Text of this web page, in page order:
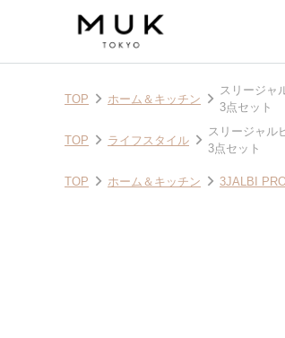
TOP ホーム＆キッチン
スリージャ
3点セット
TOP ライフスタイル
スリージャル
3点セット
TOP ホーム＆キッチン 3JALBI